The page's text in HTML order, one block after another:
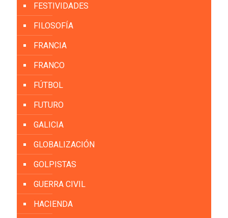
FESTIVIDADES
FILOSOFÍA
FRANCIA
FRANCO
FÚTBOL
FUTURO
GALICIA
GLOBALIZACIÓN
GOLPISTAS
GUERRA CIVIL
HACIENDA